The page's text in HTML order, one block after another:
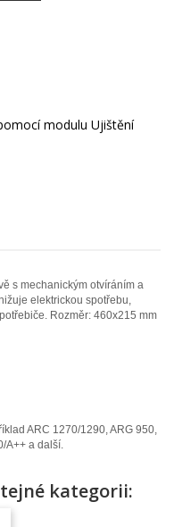
modulu Ujištění
s mechanickým otvíráním a
elektrickou spotřebu,
Rozměr: 460x215 mm
ARC 1270/1290, ARG 950,
A++ a další.
kategorii: